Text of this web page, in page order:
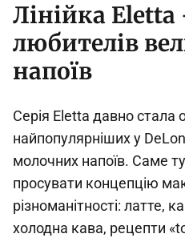
Лінійка
любителів
напоїв
Серія Eletta давно стала
найпопулярніших у
молочних напоїв. Саме
просувати концепцію
різноманітності: латте,
холодна кава, рецепти